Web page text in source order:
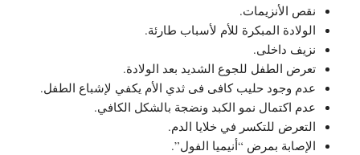
نقص الأنزيمات.
الولادة المبكرة للأم لأسباب طارئة.
نزيف داخلى.
تعرض الطفل للجوع الشديد بعد الولادة.
عدم وجود حليب كافى فى ثدي الأم يكفي لإشباع الطفل.
عدم اكتمال نمو الكبد ونضجة بالشكل الكافي.
التعرض للتكسر في خلايا الدم.
الإصابة بمرض “أنيميا الفول”.